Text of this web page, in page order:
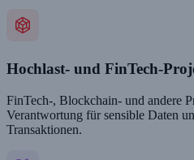
Hochlast- und FinTech-
FinTech-, Blockchain- und andere
Verantwortung für sensible Daten
Transaktionen.